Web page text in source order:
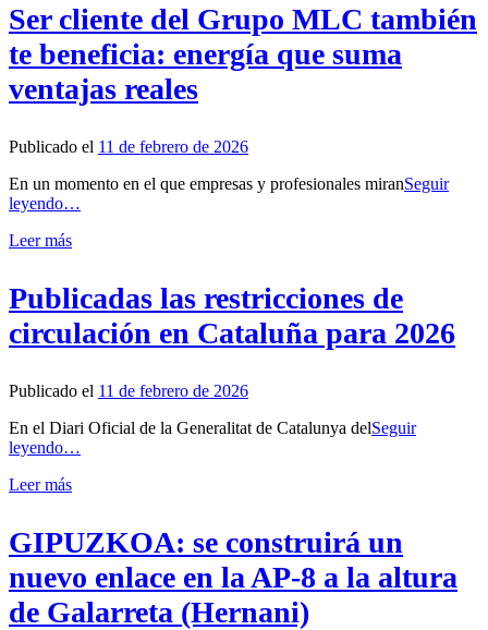
Ser cliente del Grupo MLC también
te beneficia: energía que suma
ventajas reales
Publicado el 11 de febrero de 2026
En un momento en el que empresas y profesionales miranSeguir
leyendo…
Leer más
Publicadas las restricciones de
circulación en Cataluña para 2026
Publicado el 11 de febrero de 2026
En el Diari Oficial de la Generalitat de Catalunya delSeguir
leyendo…
Leer más
GIPUZKOA: se construirá un
nuevo enlace en la AP-8 a la altura
de Galarreta (Hernani)